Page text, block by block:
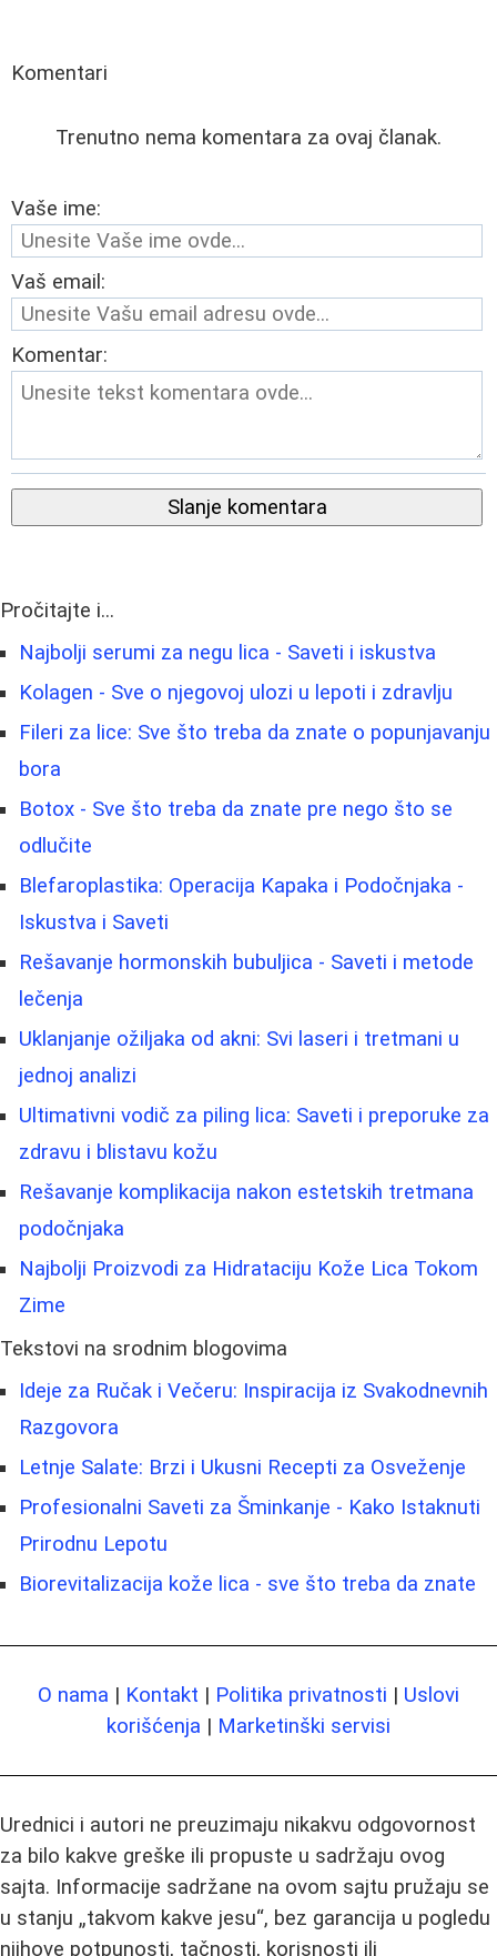
Komentari
Trenutno nema komentara za ovaj članak.
Vaše ime:
Vaš email:
Komentar:
Slanje komentara
Pročitajte i...
Najbolji serumi za negu lica - Saveti i iskustva
Kolagen - Sve o njegovoj ulozi u lepoti i zdravlju
Fileri za lice: Sve što treba da znate o popunjavanju
bora
Botox - Sve što treba da znate pre nego što se
odlučite
Blefaroplastika: Operacija Kapaka i Podočnjaka -
Iskustva i Saveti
Rešavanje hormonskih bubuljica - Saveti i metode
lečenja
Uklanjanje ožiljaka od akni: Svi laseri i tretmani u
jednoj analizi
Ultimativni vodič za piling lica: Saveti i preporuke za
zdravu i blistavu kožu
Rešavanje komplikacija nakon estetskih tretmana
podočnjaka
Najbolji Proizvodi za Hidrataciju Kože Lica Tokom
Zime
Tekstovi na srodnim blogovima
Ideje za Ručak i Večeru: Inspiracija iz Svakodnevnih
Razgovora
Letnje Salate: Brzi i Ukusni Recepti za Osveženje
Profesionalni Saveti za Šminkanje - Kako Istaknuti
Prirodnu Lepotu
Biorevitalizacija kože lica - sve što treba da znate
O nama | Kontakt | Politika privatnosti | Uslovi
korišćenja | Marketinški servisi
Urednici i autori ne preuzimaju nikakvu odgovornost
za bilo kakve greške ili propuste u sadržaju ovog
sajta. Informacije sadržane na ovom sajtu pružaju se
u stanju „takvom kakve jesu“, bez garancija u pogledu
njihove potpunosti, tačnosti, korisnosti ili